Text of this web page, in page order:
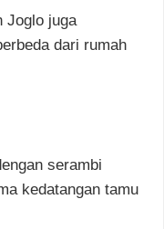
Joglo juga
dari rumah
serambi
kedatangan tamu